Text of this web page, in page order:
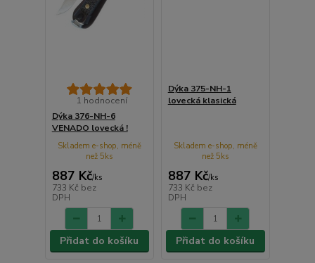
1 hodnocení
Dýka 376-NH-6
VENADO lovecká !
887 Kč/ks
733 Kč bez
DPH
Skladem e-shop, méně
než 5ks
Přidat do košíku
Dýka 375-NH-1
lovecká klasická
887 Kč/ks
733 Kč bez
DPH
Skladem e-shop, méně
než 5ks
Přidat do košíku